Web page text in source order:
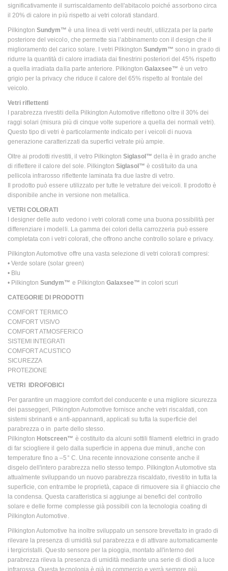
significativamente il surriscaldamento dell'abitacolo poiché assorbono circa
il 20% di calore in più rispetto ai vetri colorati standard.
PilkingtonSundym™ è una linea di vetri verdi neutri, utilizzata per la parte
posteriore del veicolo, che permette sia l’abbinamento con il design che il
miglioramento del carico solare. I vetri PilkingtonSundym™ sono in grado di
ridurre la quantità di calore irradiata dai finestrini posteriori del 45% rispetto
a quella irradiata dalla parte anteriore. PilkingtonGalaxsee™ è un vetro
grigio per la privacy che riduce il calore del 65% rispetto al frontale del
veicolo.
Vetri riflettenti
I parabrezza rivestiti della Pilkington Automotive riflettono oltre il 30% dei
raggi solari (misura più di cinque volte superiore a quella dei normali vetri).
Questo tipo di vetri è particolarmente indicato per i veicoli di nuova
generazione caratterizzati da superfici vetrate più ampie.
Oltre ai prodotti rivestiti, il vetro PilkingtonSiglasol™della è in grado anche
di riflettere il calore del sole. PilkingtonSiglasol™ è costituito da una
pellicola infrarosso riflettente laminata fra due lastre di vetro.
Il prodotto può essere utilizzato per tutte le vetrature dei veicoli. Il prodotto è
disponibile anche in versione non metallica.
VETRI COLORATI
I designer delle auto vedono i vetri colorati come una buona possibilità per
differenziare i modelli. La gamma dei colori della carrozzeria può essere
completata con i vetri colorati, che offrono anche controllo solare e privacy.
Pilkington Automotive offre una vasta selezione di vetri colorati compresi:
• Verde solare (solar green)
• Blu
• PilkingtonSundym™ e Pilkington Galaxsee™ in colori scuri
CATEGORIE DI PRODOTTI
COMFORT TERMICO
COMFORT VISIVO
COMFORT ATMOSFERICO
SISTEMI INTEGRATI
COMFORT ACUSTICO
SICUREZZA
PROTEZIONE
VETRI IDROFOBICI
Per garantire un maggiore comfort del conducente e una migliore sicurezza
dei passeggeri, Pilkington Automotive fornisce anche vetri riscaldati, con
sistemi sbrinanti e anti-appannanti, applicati su tutta la superficie del
parabrezza o in parte dello stesso.
Pilkington Hotscreen™ è costituito da alcuni sottili filamenti elettrici in grado
di far sciogliere il gelo dalla superficie in appena due minuti, anche con
temperature fino a –5° C. Una recente innovazione consente anche il
disgelo dell'intero parabrezza nello stesso tempo. Pilkington Automotive sta
attualmente sviluppando un nuovo parabrezza riscaldato, rivestito in tutta la
superficie, con entrambe le proprietà, capace di rimuovere sia il ghiaccio che
la condensa. Questa caratteristica si aggiunge ai benefici del controllo
solare e delle forme complesse già possibili con la tecnologia coating di
Pilkington Automotive.
Pilkington Automotive ha inoltre sviluppato un sensore brevettato in grado di
rilevare la presenza di umidità sul parabrezza e di attivare automaticamente
i tergicristalli. Questo sensore per la pioggia, montato all'interno del
parabrezza rileva la presenza di umidità mediante una serie di diodi a luce
infrarossa. Questa tecnologia è già in commercio e verrà sempre più